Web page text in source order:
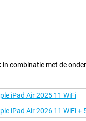
in combinatie met de
iPad Air 2025 11 WiFi
iPad Air 2026 11 WiFi +